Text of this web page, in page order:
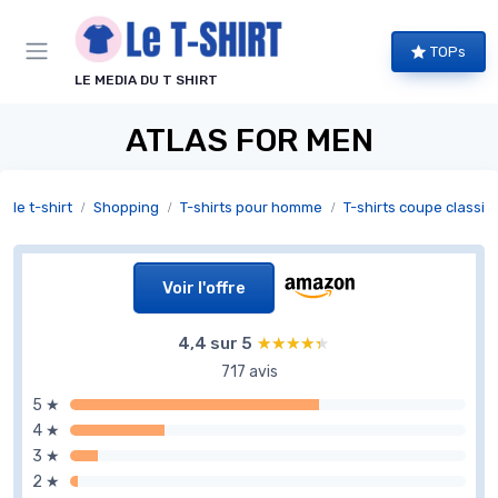
LE MEDIA DU T SHIRT
TOPs
ATLAS FOR MEN
le t-shirt Shopping T-shirts pour homme T-shirts coupe
Voir l'offre
4,4 sur 5 ★★★★★
★★★★★
717 avis
5 ★
4 ★
3 ★
2 ★
Panneau de gestion des cookies